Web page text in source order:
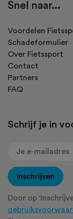
Snel naar...
Voordelen
Schadeformulier
Over Fietssport
Contact
Partners
FAQ
Schrijf je in
Inschrijven
Door op